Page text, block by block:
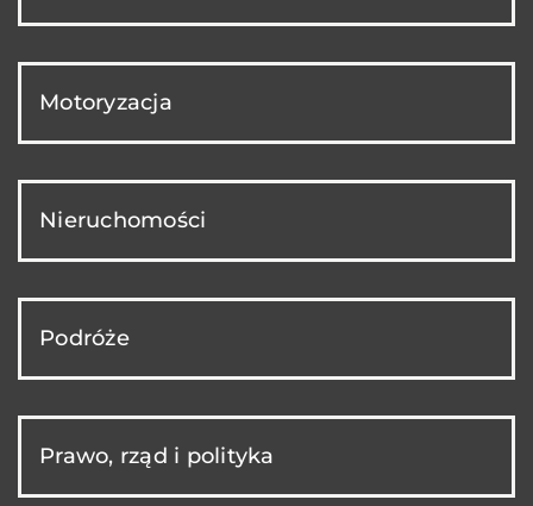
Motoryzacja
Nieruchomości
Podróże
Prawo, rząd i polityka